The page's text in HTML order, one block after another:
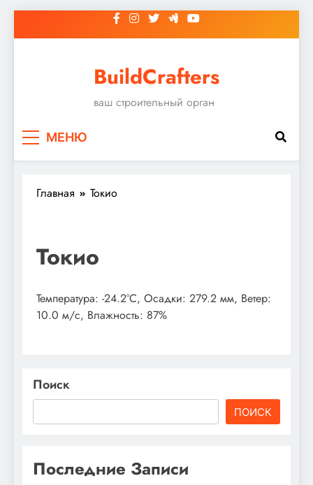
к
BuildCrafters
ваш строительный орган
МЕНЮ
Главная Токио
Токио
Температура: -24.2°C, Осадки: 279.2 мм, Ветер:
10.0 м/с, Влажность: 87%
Поиск
ПОИСК
Последние Записи